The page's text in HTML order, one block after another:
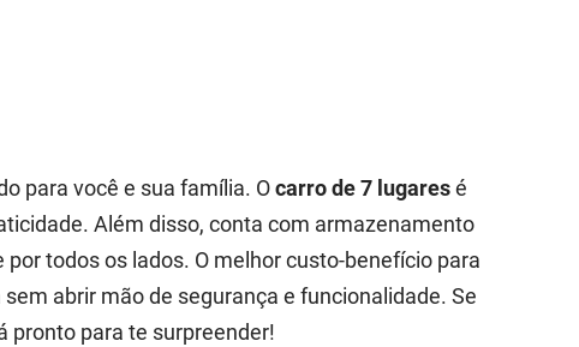
para você e sua família. Ocarro de 7 lugaresé
Além disso, conta com armazenamento
todos os lados. O melhor custo-benefício para
abrir mão de segurança e funcionalidade. Se
pronto para te surpreender!